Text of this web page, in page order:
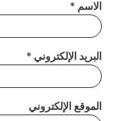
الاسم *
البريد الإلكتروني *
الموقع الإلكتروني